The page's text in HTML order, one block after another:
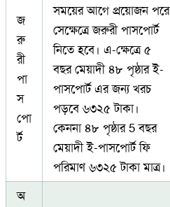
জ
রু
রী
পা
স
পো
র্ট
সময়ের আগে প্রয়োজন পরে
সেক্ষেত্রে জরুরী পাসপোর্ট
নিতে হবে। এ-ক্ষেত্রে ৫
বছর মেয়াদী ৪৮ পৃষ্ঠার ই-
পাসপোর্ট এর জন্য খরচ
পড়বে ৬৩২৫ টাকা।
কেননা ৪৮ পৃষ্ঠার 5 বছর
মেয়াদী ই-পাসপোর্ট ফি
পরিমাণ ৬৩২৫ টাকা মাত্র।
অ